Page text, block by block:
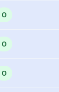
0
0
0